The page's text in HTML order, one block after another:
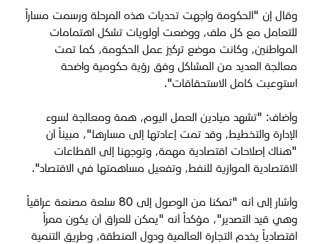
وقال إن "الحكومة واجهت تحديات هذه المرحلة ورسمت مساراً
للتعامل مع كل ملف، ووضعت أولويات تشكل اهتمامات
المواطنين، وكانت موضع تركيز عمل الحكومة، كما تمت
معالجة العديد من المشاكل وفق رؤية حكومية واضحة
استوعبت كامل الاستحقاقات".
وأضاف: "تشهد ميادين العمل اليوم، همة ومعالجة لسوء
الإدارة والتخطيط، وقد تمت إعادتها إلى مسارها"، مبيناً أن
"هناك إصلاحات اقتصادية مهمة، وتوجهنا إلى القطاعات
الاقتصادية الموازية للنفط، وتفعيل مساهمتها في الاقتصاد".
وأشار إلى أنه "تمكنا من الوصول إلى 80 سلعة مصنعة عراقياً
وهي قيد التصدير"، مؤكداً أنه "يمكن للعراق أن يكون ممراً
اقتصادياً يخدم التجارة العالمية ودول المنطقة، وطريق التنمية